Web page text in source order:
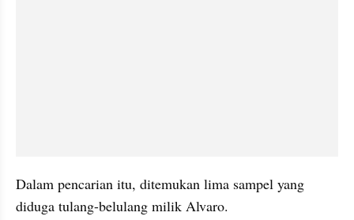
Dalam pencarian itu, ditemukan lima sampel yang
diduga tulang-belulang milik Alvaro.